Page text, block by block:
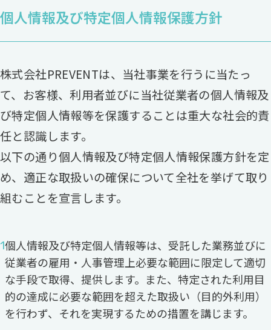
個人情報及び特定個人情報保護方針
株式会社PREVENTは、当社事業を行うに当たっ
て、お客様、利用者並びに当社従業者の個人情報及
び特定個人情報等を保護することは重大な社会的責
任と認識します。
以下の通り個人情報及び特定個人情報保護方針を定
め、適正な取扱いの確保について全社を挙げて取り
組むことを宣言します。
個人情報及び特定個人情報等は、受託した業務並びに
従業者の雇用・人事管理上必要な範囲に限定して適切
な手段で取得、提供します。また、特定された利用目
的の達成に必要な範囲を超えた取扱い（目的外利用）
を行わず、それを実現するための措置を講じます。